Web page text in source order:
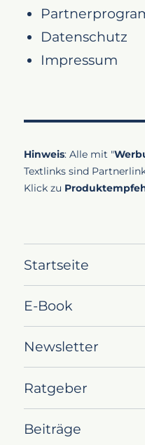
Datenschutz
Impressum
Hinweis: Alle mit "
Textlinks sind
Klick zu
Startseite
E-Book
Newsletter
Ratgeber
Beiträge